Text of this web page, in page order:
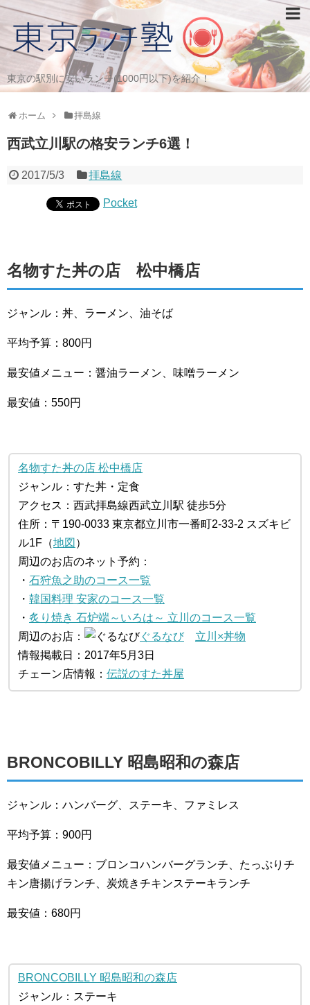
東京の駅別に安いランチ(1000円以下)を紹介！
ホーム 拝島線
西武立川駅の格安ランチ6選！
2017/5/3 拝島線
Pocket
名物すた丼の店 松中橋店
ジャンル：丼、ラーメン、油そば
平均予算：800円
最安値メニュー：醤油ラーメン、味噌ラーメン
最安値：550円
名物すた丼の店 松中橋店
ジャンル：すた丼・定食
アクセス：西武拝島線西武立川駅 徒歩5分
住所：〒190-0033 東京都立川市一番町2-33-2 スズキビ
ル1F（地図 ）
周辺のお店のネット予約：
・ 石狩魚之助のコース一覧
・ 韓国料理 安家のコース一覧
・ 炙り焼き 石炉端～いろは～ 立川のコース一覧
周辺のお店：
ぐるなび
立川×丼物
情報掲載日：2017年5月3日
チェーン店情報： 伝説のすた丼屋
BRONCOBILLY 昭島昭和の森店
ジャンル：ハンバーグ、ステーキ、ファミレス
平均予算：900円
最安値メニュー：ブロンコハンバーグランチ、たっぷりチ
キン唐揚げランチ、炭焼きチキンステーキランチ
最安値：680円
BRONCOBILLY 昭島昭和の森店
ジャンル：ステーキ